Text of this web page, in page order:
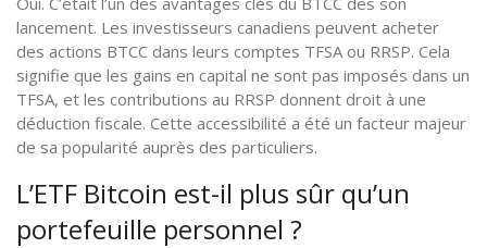
lancement. Les investisseurs canadiens peuvent acheter
des actions BTCC dans leurs comptes TFSA ou RRSP. Cela
signifie que les gains en capital ne sont pas imposés dans un
TFSA, et les contributions au RRSP donnent droit à une
déduction fiscale. Cette accessibilité a été un facteur majeur
de sa popularité auprès des particuliers.
L’ETF Bitcoin est-il plus sûr qu’un
portefeuille personnel ?